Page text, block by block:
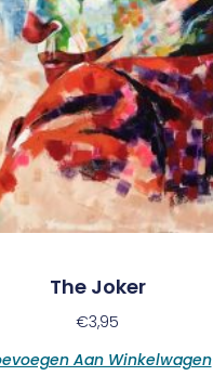
The Joker
€3,95
Aan Winkelwagen